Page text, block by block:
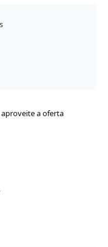
aproveite a oferta